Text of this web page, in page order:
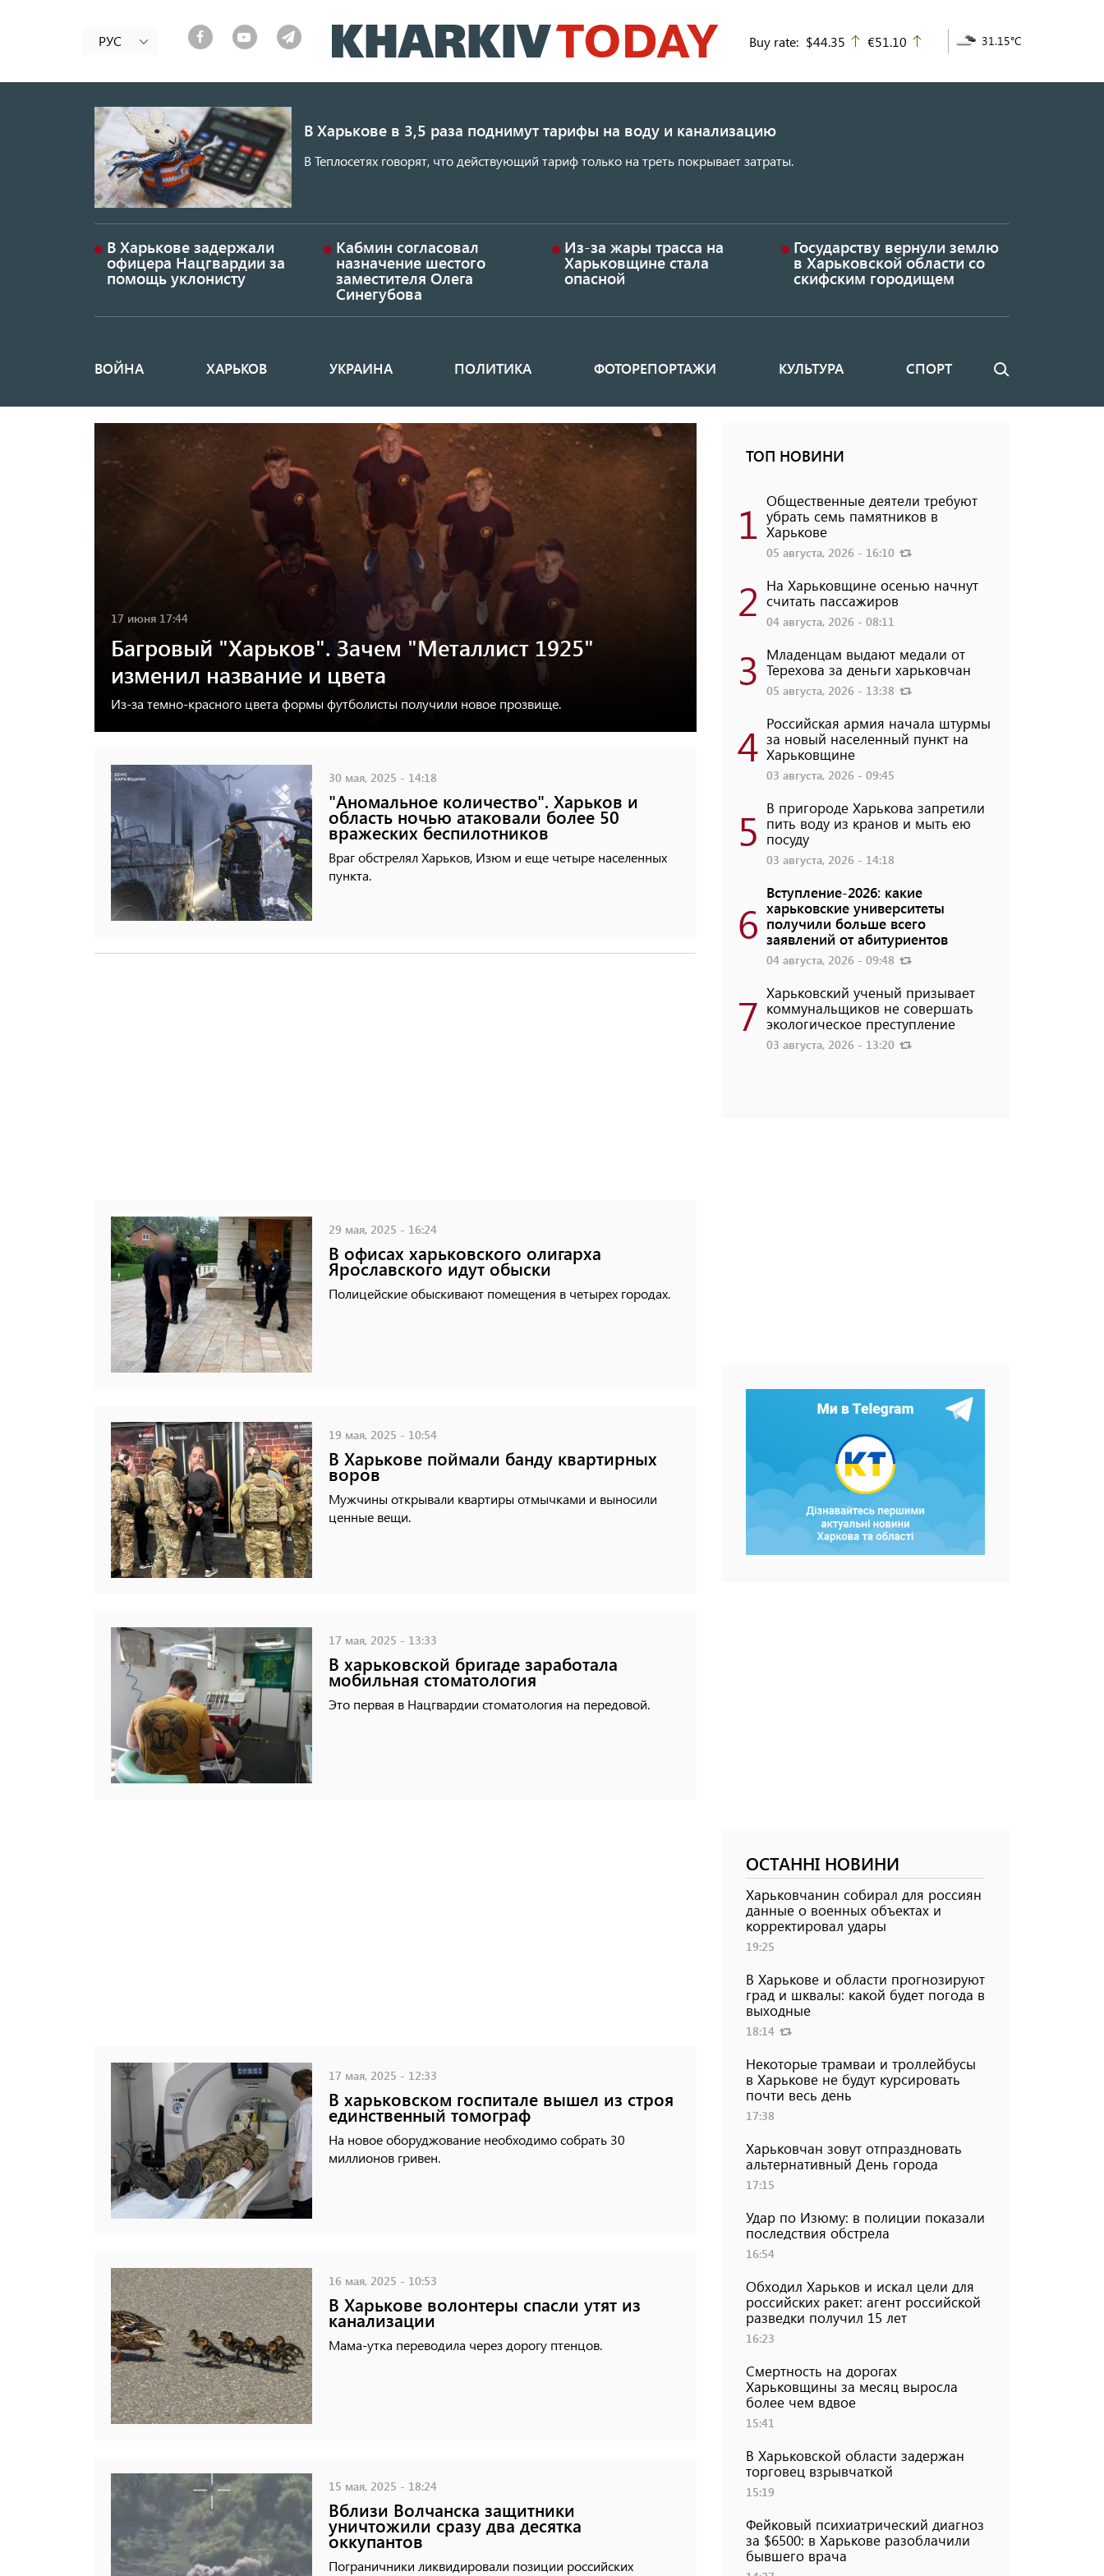
к
основному
РУС Buy rate: $44.35 up
€51.10 31.15°C
В Харькове в 3,5 раза поднимут тарифы на воду и канализацию
В Теплосетях говорят, что действующий тариф только на треть покрывает затраты.
В Харькове задержали
офицера Нацгвардии за
помощь уклонисту
Кабмин согласовал
назначение шестого
заместителя Олега
Синегубова
Из-за жары трасса на
Харьковщине стала
опасной
Государству вернули землю
в Харьковской области со
скифским городищем
Основная
ВОЙНА ХАРЬКОВ УКРАИНА ПОЛИТИКА ФОТОРЕПОРТАЖИ КУЛЬТУРА СПОРТ Поиск
17 июня 17:44
Багровый "Харьков". Зачем "Металлист 1925"
изменил название и цвета
Из-за темно-красного цвета формы футболисты получили новое прозвище.
30 мая, 2025 - 14:18
"Аномальное количество". Харьков и
область ночью атаковали более 50
вражеских беспилотников
Враг обстрелял Харьков, Изюм и еще четыре населенных
пункта.
29 мая, 2025 - 16:24
В офисах харьковского олигарха
Ярославского идут обыски
Полицейские обыскивают помещения в четырех городах.
19 мая, 2025 - 10:54
В Харькове поймали банду квартирных
воров
Мужчины открывали квартиры отмычками и выносили
ценные вещи.
17 мая, 2025 - 13:33
В харьковской бригаде заработала
мобильная стоматология
Это первая в Нацгвардии стоматология на передовой.
17 мая, 2025 - 12:33
В харьковском госпитале вышел из строя
единственный томограф
На новое оборуджование необходимо собрать 30
миллионов гривен.
16 мая, 2025 - 10:53
В Харькове волонтеры спасли утят из
канализации
Мама-утка переводила через дорогу птенцов.
15 мая, 2025 - 18:24
Вблизи Волчанска защитники
уничтожили сразу два десятка
оккупантов
Пограничники ликвидировали позиции российских
ТОП НОВИНИ
1 Общественные деятели требуют
убрать семь памятников в
Харькове
05 августа, 2026 - 16:10
2 На Харьковщине осенью начнут
считать пассажиров
04 августа, 2026 - 08:11
3 Младенцам выдают медали от
Терехова за деньги харьковчан
05 августа, 2026 - 13:38
4 Российская армия начала штурмы
за новый населенный пункт на
Харьковщине
03 августа, 2026 - 09:45
5 В пригороде Харькова запретили
пить воду из кранов и мыть ею
посуду
03 августа, 2026 - 14:18
6
Вступление-2026: какие
харьковские университеты
получили больше всего
заявлений от абитуриентов
04 августа, 2026 - 09:48
7 Харьковский ученый призывает
коммунальщиков не совершать
экологическое преступление
03 августа, 2026 - 13:20
ОСТАННІ НОВИНИ
Харьковчанин собирал для россиян
данные о военных объектах и ​​
корректировал удары
19:25
В Харькове и области прогнозируют
град и шквалы: какой будет погода в
выходные
18:14
Некоторые трамваи и троллейбусы
в Харькове не будут курсировать
почти весь день
17:38
Харьковчан зовут отпраздновать
альтернативный День города
17:15
Удар по Изюму: в полиции показали
последствия обстрела
16:54
Обходил Харьков и искал цели для
российских ракет: агент российской
разведки получил 15 лет
16:23
Смертность на дорогах
Харьковщины за месяц выросла
более чем вдвое
15:41
В Харьковской области задержан
торговец взрывчаткой
15:19
Фейковый психиатрический диагноз
за $6500: в Харькове разоблачили
бывшего врача